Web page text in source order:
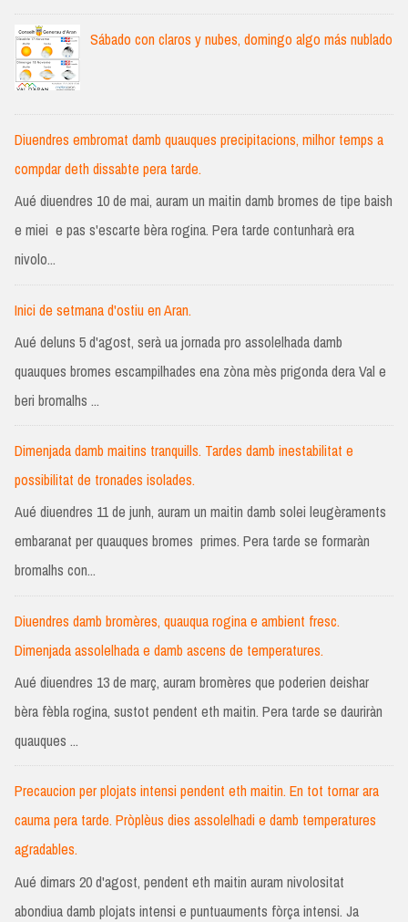
Sábado con claros y nubes, domingo algo más nublado
Diuendres embromat damb quauques precipitacions, milhor temps a
compdar deth dissabte pera tarde.
Aué diuendres 10 de mai, auram un maitin damb bromes de tipe baish
e miei e pas s'escarte bèra rogina. Pera tarde contunharà era
nivolo...
Inici de setmana d'ostiu en Aran.
Aué deluns 5 d'agost, serà ua jornada pro assolelhada damb
quauques bromes escampilhades ena zòna mès prigonda dera Val e
beri bromalhs ...
Dimenjada damb maitins tranquills. Tardes damb inestabilitat e
possibilitat de tronades isolades.
Aué diuendres 11 de junh, auram un maitin damb solei leugèraments
embaranat per quauques bromes primes. Pera tarde se formaràn
bromalhs con...
Diuendres damb bromères, quauqua rogina e ambient fresc.
Dimenjada assolelhada e damb ascens de temperatures.
Aué diuendres 13 de març, auram bromères que poderien deishar
bèra fèbla rogina, sustot pendent eth maitin. Pera tarde se dauriràn
quauques ...
Precaucion per plojats intensi pendent eth maitin. En tot tornar ara
cauma pera tarde. Pròplèus dies assolelhadi e damb temperatures
agradables.
Aué dimars 20 d'agost, pendent eth maitin auram nivolositat
abondiua damb plojats intensi e puntuauments fòrça intensi. Ja